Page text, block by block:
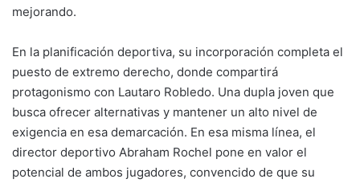
mejorando.
En la planificación deportiva, su incorporación completa el
puesto de extremo derecho, donde compartirá
protagonismo con Lautaro Robledo. Una dupla joven que
busca ofrecer alternativas y mantener un alto nivel de
exigencia en esa demarcación. En esa misma línea, el
director deportivo Abraham Rochel pone en valor el
potencial de ambos jugadores, convencido de que su